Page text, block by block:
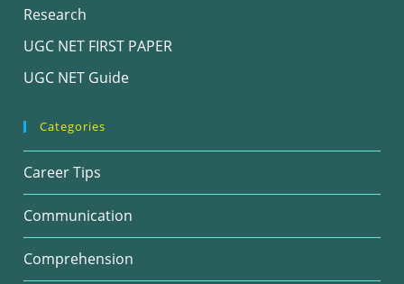
Research
UGC NET FIRST PAPER
UGC NET Guide
Categories
Career Tips
Communication
Comprehension